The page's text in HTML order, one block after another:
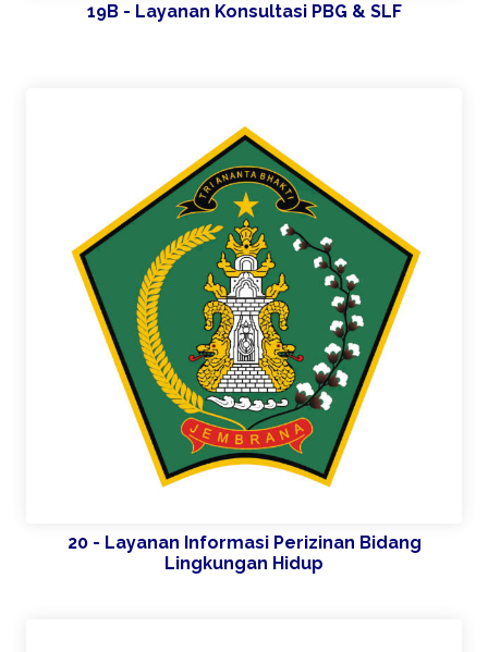
19B - Layanan Konsultasi PBG & SLF
20 - Layanan Informasi Perizinan Bidang
Lingkungan Hidup